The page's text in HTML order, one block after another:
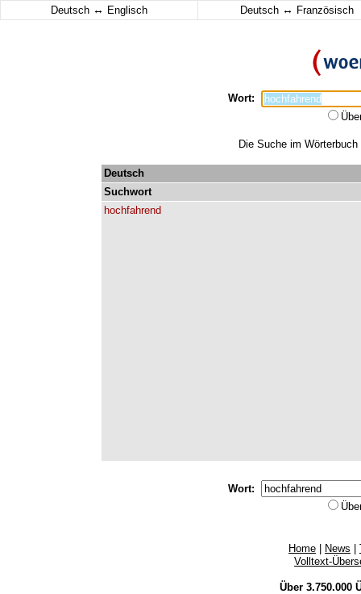
Deutsch ↔ Englisch Deutsch ↔ Französisch
Wort:
Die Suche im
Deutsch
Suchwort
hochfahrend
Wort:
Home News
Volltext-
Über 3.750.000